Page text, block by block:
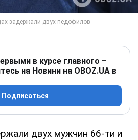
в курсе главного –
на Новини на OBOZ.UA в
Подписаться
двух мужчин 66-ти и